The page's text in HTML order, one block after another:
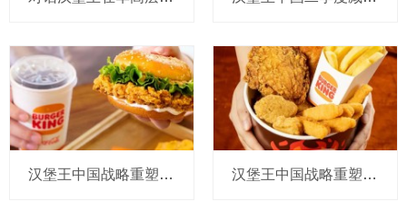
汉堡王中国战略重塑后首推出全新炸鸡汉堡，要释放“破圈本土化”信号 汉堡王中国战略重塑出炉！新请来的高管们有百胜中国和麦当劳中国背景